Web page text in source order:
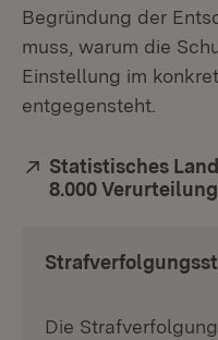
Begründung der
muss, warum die
Einstellung im
entgegensteht.
Extern:
Statistisches
8.000
Die